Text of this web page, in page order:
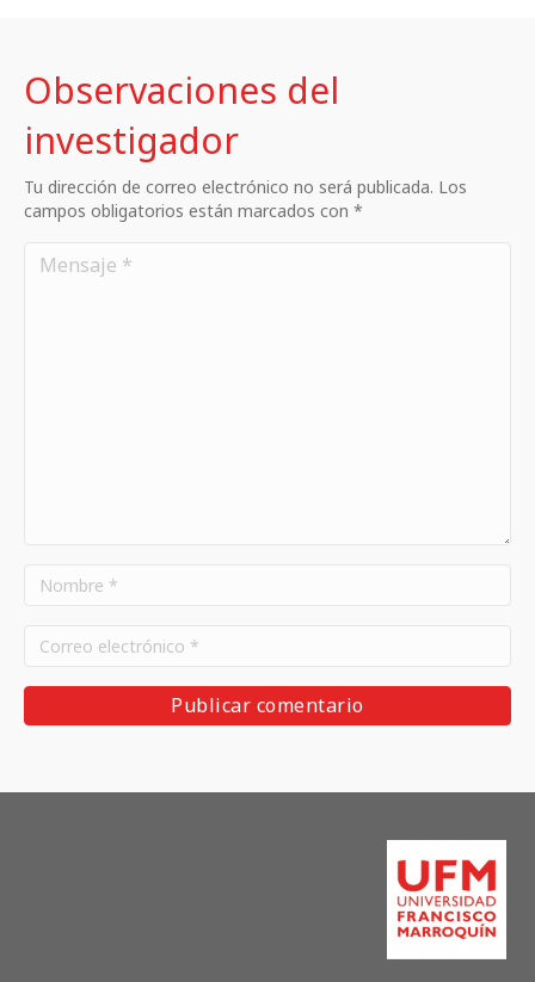
Observaciones del
investigador
Tu dirección de correo electrónico no será publicada. Los
campos obligatorios están marcados con *